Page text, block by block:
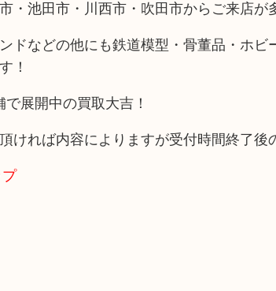
・池田市・川西市・吹田市からご来店が
ドなどの他にも鉄道模型・骨董品・ホ
！
展開中の買取大吉！
ければ内容によりますが受付時間終了後